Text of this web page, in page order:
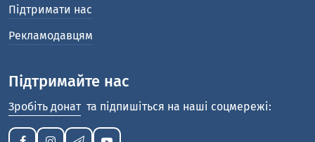
Підтримати нас
Рекламодавцям
Підтримайте нас
Зробіть донат та підпишіться на наші соцмережі: